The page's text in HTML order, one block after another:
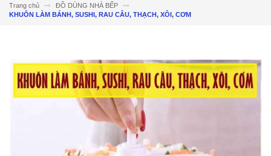
Trang chủ
ĐỒ DÙNG NHÀ BẾP
KHUÔN LÀM BÁNH, SUSHI, RAU CÂU, THẠCH, XÔI, CƠM